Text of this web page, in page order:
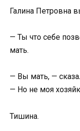
Галина Петровна
— Ты что себе
мать.
— Вы мать, —
— Но не моя
Тишина.